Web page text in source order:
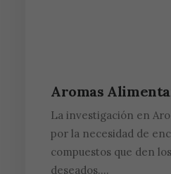
Aromas
La investigación en
por la necesidad de
compuestos que den
deseados.…